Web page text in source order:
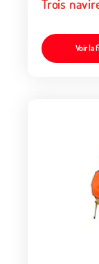
Trois
Voir la